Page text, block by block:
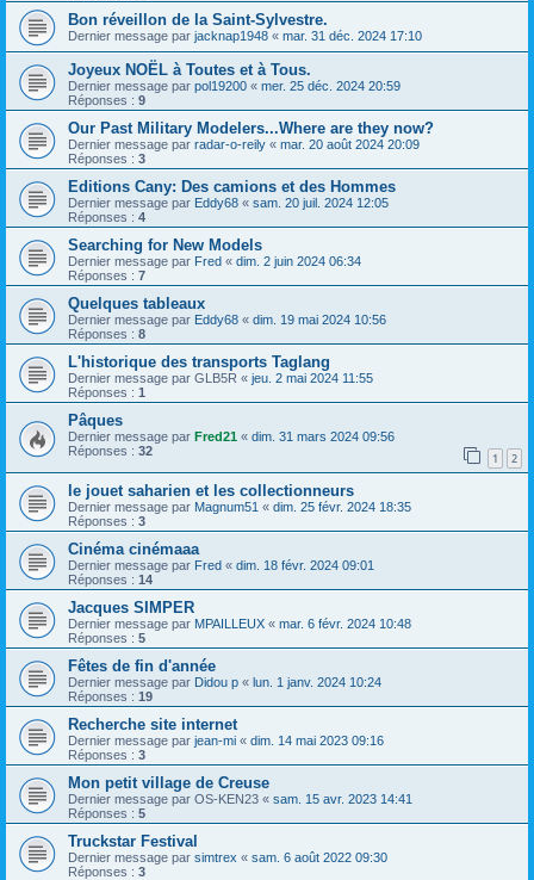
Bon réveillon de la Saint-Sylvestre.
Dernier message par jacknap1948 « mar. 31 déc. 2024 17:10
Joyeux NOËL à Toutes et à Tous.
Dernier message par pol19200 « mer. 25 déc. 2024 20:59
Réponses : 9
Our Past Military Modelers...Where are they now?
Dernier message par radar-o-reily « mar. 20 août 2024 20:09
Réponses : 3
Editions Cany: Des camions et des Hommes
Dernier message par Eddy68 « sam. 20 juil. 2024 12:05
Réponses : 4
Searching for New Models
Dernier message par Fred « dim. 2 juin 2024 06:34
Réponses : 7
Quelques tableaux
Dernier message par Eddy68 « dim. 19 mai 2024 10:56
Réponses : 8
L'historique des transports Taglang
Dernier message par GLB5R « jeu. 2 mai 2024 11:55
Réponses : 1
Pâques
Dernier message par Fred21 « dim. 31 mars 2024 09:56
Réponses : 32 1 2
le jouet saharien et les collectionneurs
Dernier message par Magnum51 « dim. 25 févr. 2024 18:35
Réponses : 3
Cinéma cinémaaa
Dernier message par Fred « dim. 18 févr. 2024 09:01
Réponses : 14
Jacques SIMPER
Dernier message par MPAILLEUX « mar. 6 févr. 2024 10:48
Réponses : 5
Fêtes de fin d'année
Dernier message par Didou p « lun. 1 janv. 2024 10:24
Réponses : 19
Recherche site internet
Dernier message par jean-mi « dim. 14 mai 2023 09:16
Réponses : 3
Mon petit village de Creuse
Dernier message par OS-KEN23 « sam. 15 avr. 2023 14:41
Réponses : 5
Truckstar Festival
Dernier message par simtrex « sam. 6 août 2022 09:30
Réponses : 3